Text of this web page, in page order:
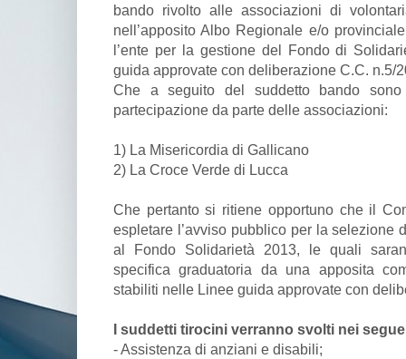
bando rivolto alle associazioni di
nell’apposito Albo Regionale e/o
l’ente per la gestione del Fondo di
guida approvate con deliberazione C.C. n.5/
Che a seguito del suddetto bando
partecipazione da parte delle associazioni:
1) La Misericordia di Gallicano
2) La Croce Verde di Lucca
Che pertanto si ritiene opportuno che il
espletare l’avviso pubblico per la selezione
al Fondo Solidarietà 2013, le quali
specifica graduatoria da una apposita
stabiliti nelle Linee guida approvate con
I suddetti tirocini verranno svolti nei
- Assistenza di anziani e disabili;